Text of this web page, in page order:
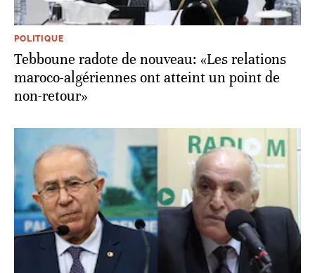
POLITIQUE
Tebboune radote de nouveau: «Les relations
maroco-algériennes ont atteint un point de
non-retour»